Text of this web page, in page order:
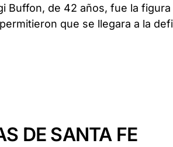
Buffon, de 42 años, fue la
que se llegara a la
DE SANTA FE